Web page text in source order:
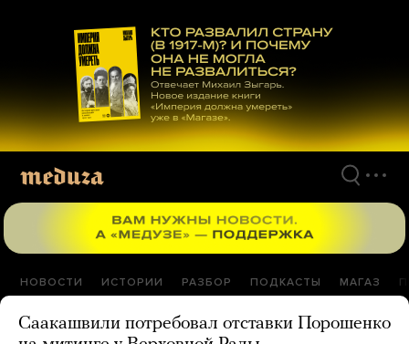
материалам
НОВОСТИ ИСТОРИИ РАЗБОР ПОДКАСТЫ МАГАЗ
Саакашвили потребовал отставки Порошенко